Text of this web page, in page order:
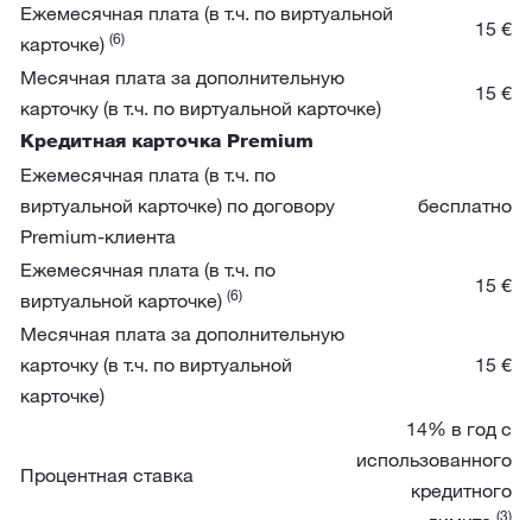
Ежемесячная плата (в т.ч. по виртуальной
карточке) (6) 15 €
Месячная плата за дополнительную
карточку (в т.ч. по виртуальной карточке)
15 €
Кредитная карточка Premium
Ежемесячная плата (в т.ч. по
виртуальной карточке) по договору
Premium-клиента
бесплатно
Ежемесячная плата (в т.ч. по
виртуальной карточке) (6) 15 €
Месячная плата за дополнительную
карточку (в т.ч. по виртуальной
карточке)
15 €
Процентная ставка
14% в год с
использованного
кредитного
(3)